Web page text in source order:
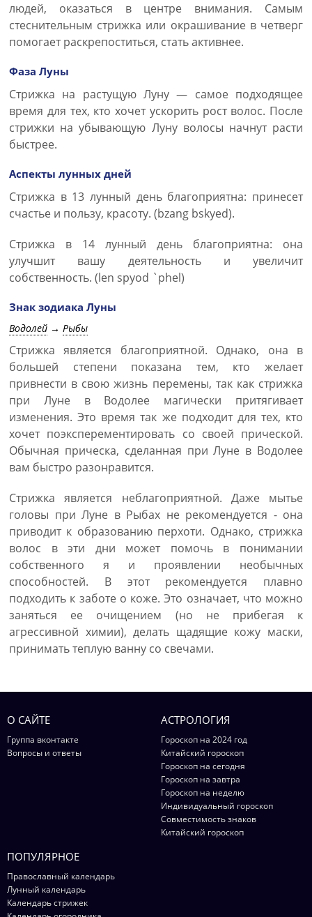
людей, оказаться в центре внимания. Самым
стеснительным стрижка или окрашивание в четверг
помогает раскрепоститься, стать активнее.
Фаза Луны
Стрижка на растущую Луну — самое подходящее
время для тех, кто хочет ускорить рост волос. После
стрижки на убывающую Луну волосы начнут расти
быстрее.
Аспекты лунных дней
Стрижка в 13 лунный день благоприятна: принесет
счастье и пользу, красоту. (bzang bskyed).
Стрижка в 14 лунный день благоприятна: она
улучшит вашу деятельность и увеличит
собственность. (len spyod `phel)
Знак зодиака Луны
Водолей → Рыбы
Стрижка является благоприятной. Однако, она в
большей степени показана тем, кто желает
привнести в свою жизнь перемены, так как стрижка
при Луне в Водолее магически притягивает
изменения. Это время так же подходит для тех, кто
хочет поэксперементировать со своей прической.
Обычная прическа, сделанная при Луне в Водолее
вам быстро разонравится.
Стрижка является неблагоприятной. Даже мытье
головы при Луне в Рыбах не рекомендуется - она
приводит к образованию перхоти. Однако, стрижка
волос в эти дни может помочь в понимании
собственного я и проявлении необычных
способностей. В этот рекомендуется плавно
подходить к заботе о коже. Это означает, что можно
заняться ее очищением (но не прибегая к
агрессивной химии), делать щадящие кожу маски,
принимать теплую ванну со свечами.
О САЙТЕ
Группа вконтакте
Вопросы и ответы
АСТРОЛОГИЯ
Гороскоп на 2024 год
Китайский гороскоп
Гороскоп на сегодня
Гороскоп на завтра
Гороскоп на неделю
Индивидуальный гороскоп
Совместимость знаков
Китайский гороскоп
ПОПУЛЯРНОЕ
Православный календарь
Лунный календарь
Календарь стрижек